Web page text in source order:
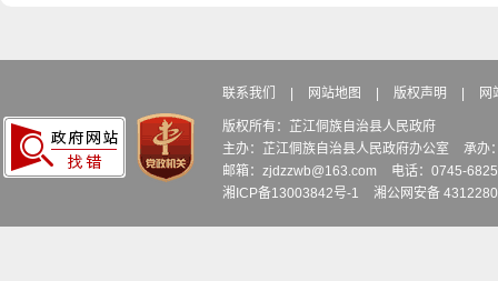
联系我们 网站地图 版权声明 网
版权所有：芷江侗族自治县人民政府
主办：芷江侗族自治县人民政府办公室
承办
邮箱：zjdzzwb@163.com
电话：0745-
湘ICP备13003842号-1
湘公网安备